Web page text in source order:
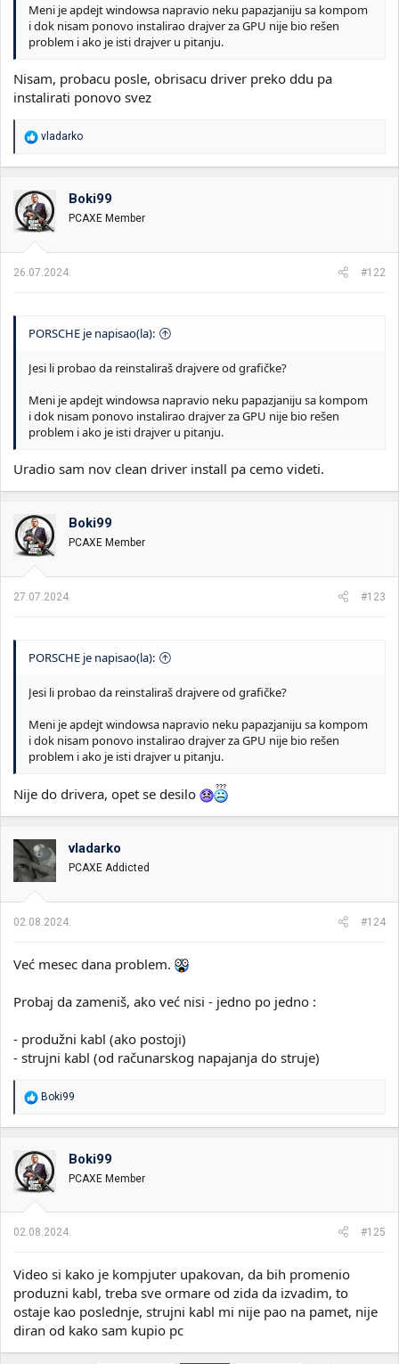
Meni je apdejt windowsa napravio neku papazjaniju sa kompom
i dok nisam ponovo instalirao drajver za GPU nije bio rešen
problem i ako je isti drajver u pitanju.
Nisam, probacu posle, obrisacu driver preko ddu pa
instalirati ponovo svez
R
a
o
v
a
n
:
vladarko
Boki99
PCAXE Member
26.07.2024. #122
PORSCHE je napisao(la):
Jesi li probao da reinstaliraš drajvere od grafičke?
Meni je apdejt windowsa napravio neku papazjaniju sa kompom
i dok nisam ponovo instalirao drajver za GPU nije bio rešen
problem i ako je isti drajver u pitanju.
Uradio sam nov clean driver install pa cemo videti.
Boki99
PCAXE Member
27.07.2024. #123
PORSCHE je napisao(la):
Jesi li probao da reinstaliraš drajvere od grafičke?
Meni je apdejt windowsa napravio neku papazjaniju sa kompom
i dok nisam ponovo instalirao drajver za GPU nije bio rešen
problem i ako je isti drajver u pitanju.
Nije do drivera, opet se desilo
vladarko
PCAXE Addicted
02.08.2024. #124
Već mesec dana problem.
Probaj da zameniš, ako već nisi - jedno po jedno :
- produžni kabl (ako postoji)
- strujni kabl (od računarskog napajanja do struje)
R
o
v
a
n
:
Boki99
Boki99
PCAXE Member
02.08.2024. #125
Video si kako je kompjuter upakovan, da bih promenio
produzni kabl, treba sve ormare od zida da izvadim, to
ostaje kao poslednje, strujni kabl mi nije pao na pamet, nije
diran od kako sam kupio pc